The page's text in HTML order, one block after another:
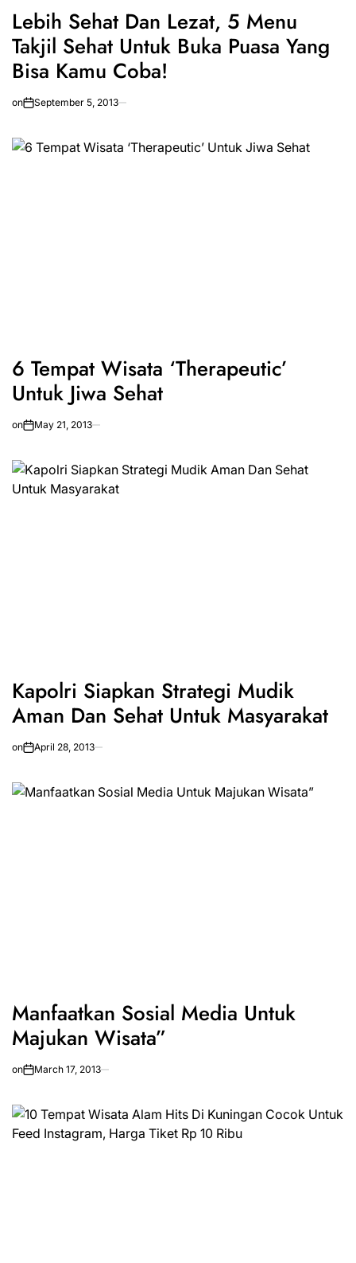
Lebih Sehat Dan Lezat, 5 Menu
Takjil Sehat Untuk Buka Puasa Yang
Bisa Kamu Coba!
on September 5, 2013
6 Tempat Wisata ‘Therapeutic’
Untuk Jiwa Sehat
on May 21, 2013
Kapolri Siapkan Strategi Mudik
Aman Dan Sehat Untuk Masyarakat
on April 28, 2013
Manfaatkan Sosial Media Untuk
Majukan Wisata”
on March 17, 2013